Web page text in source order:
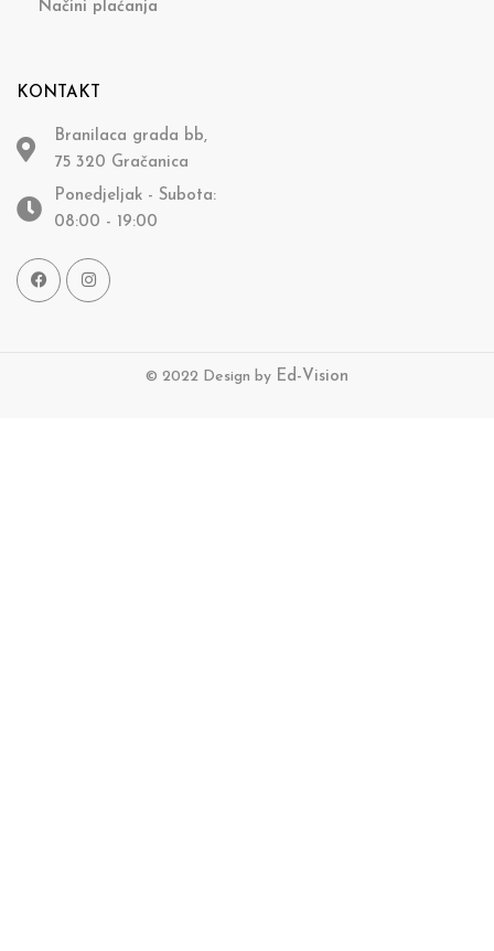
Načini plaćanja
KONTAKT
Branilaca grada bb,
75 320 Gračanica
Ponedjeljak - Subota:
08:00 - 19:00
© 2022 Design by Ed-Vision